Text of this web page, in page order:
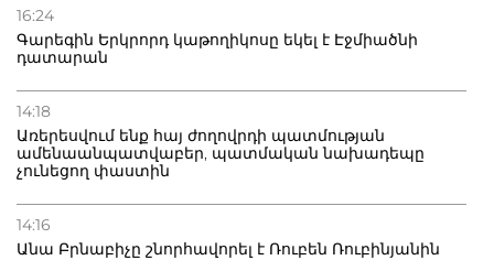
16:24
Գարեգին Երկրորդ կաթողիկոսը եկել է Էջմիածնի
դատարան
14:18
Առերեսվում ենք հայ ժողովրդի պատմության
ամենաանպատվաբեր, պատմական նախադեպը
չունեցող փաստին
14:16
Անա Բրնաբիչը շնորհավորել է Ռուբեն Ռուբինյանին